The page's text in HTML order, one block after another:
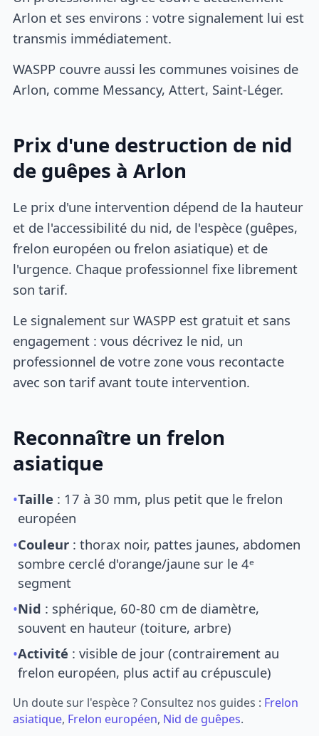
Arlon et ses environs : votre signalement lui est
transmis immédiatement.
WASPP couvre aussi les communes voisines de
Arlon, comme Messancy, Attert, Saint-Léger.
Prix d'une destruction de nid
de guêpes à Arlon
Le prix d'une intervention dépend de la hauteur
et de l'accessibilité du nid, de l'espèce (guêpes,
frelon européen ou frelon asiatique) et de
l'urgence. Chaque professionnel fixe librement
son tarif.
Le signalement sur WASPP est gratuit et sans
engagement : vous décrivez le nid, un
professionnel de votre zone vous recontacte
avec son tarif avant toute intervention.
Reconnaître un frelon
asiatique
•Taille : 17 à 30 mm, plus petit que le frelon
européen
•Couleur : thorax noir, pattes jaunes, abdomen
sombre cerclé d'orange/jaune sur le 4ᵉ
segment
•Nid : sphérique, 60-80 cm de diamètre,
souvent en hauteur (toiture, arbre)
•Activité : visible de jour (contrairement au
frelon européen, plus actif au crépuscule)
Un doute sur l'espèce ? Consultez nos guides : Frelon
asiatique, Frelon européen, Nid de guêpes.